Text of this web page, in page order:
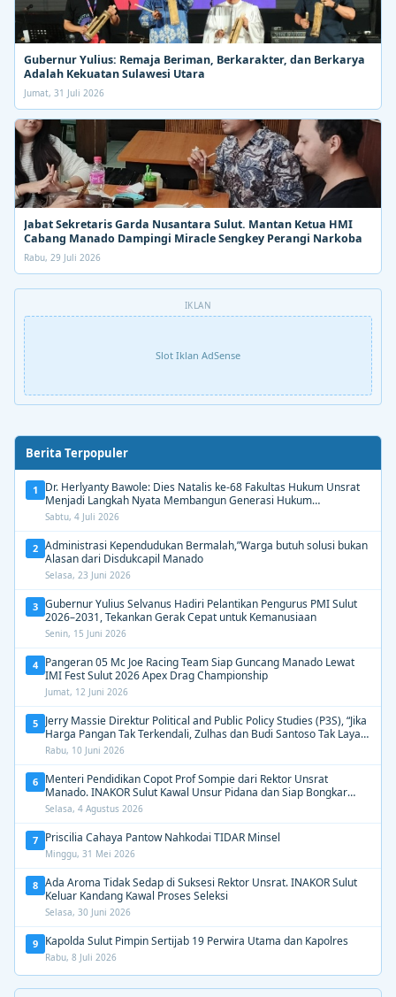
Gubernur Yulius: Remaja Beriman, Berkarakter, dan Berkarya
Adalah Kekuatan Sulawesi Utara
Jumat, 31 Juli 2026
Jabat Sekretaris Garda Nusantara Sulut. Mantan Ketua HMI
Cabang Manado Dampingi Miracle Sengkey Perangi Narkoba
Rabu, 29 Juli 2026
IKLAN
Slot Iklan AdSense
Berita Terpopuler
1
Dr. Herlyanty Bawole: Dies Natalis ke-68 Fakultas Hukum Unsrat
Menjadi Langkah Nyata Membangun Generasi Hukum
Berdampak
Sabtu, 4 Juli 2026
2 Administrasi Kependudukan Bermalah,”Warga butuh solusi bukan
Alasan dari Disdukcapil Manado
Selasa, 23 Juni 2026
3 Gubernur Yulius Selvanus Hadiri Pelantikan Pengurus PMI Sulut
2026–2031, Tekankan Gerak Cepat untuk Kemanusiaan
Senin, 15 Juni 2026
4 Pangeran 05 Mc Joe Racing Team Siap Guncang Manado Lewat
IMI Fest Sulut 2026 Apex Drag Championship
Jumat, 12 Juni 2026
5 Jerry Massie Direktur Political and Public Policy Studies (P3S), “Jika
Harga Pangan Tak Terkendali, Zulhas dan Budi Santoso Tak Layak
Dipertahankan”
Rabu, 10 Juni 2026
6 Menteri Pendidikan Copot Prof Sompie dari Rektor Unsrat
Manado. INAKOR Sulut Kawal Unsur Pidana dan Siap Bongkar
Aroma Busuk di Suksesi Rektor
Selasa, 4 Agustus 2026
7 Priscilia Cahaya Pantow Nahkodai TIDAR Minsel
Minggu, 31 Mei 2026
8 Ada Aroma Tidak Sedap di Suksesi Rektor Unsrat. INAKOR Sulut
Keluar Kandang Kawal Proses Seleksi
Selasa, 30 Juni 2026
9 Kapolda Sulut Pimpin Sertijab 19 Perwira Utama dan Kapolres
Rabu, 8 Juli 2026